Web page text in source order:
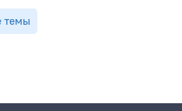
темы